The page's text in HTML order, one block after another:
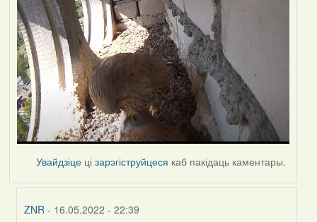
Увайдзіце цізарэгіструйцеся каб пакідаць каментары.
ZNR - 16.05.2022 - 22:39